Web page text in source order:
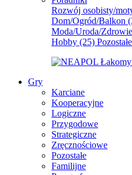
Rozwój osobisty/
Dom/Ogród/Balkon
Moda/Uroda/Zdrowie
Hobby (25) Pozostałe
Gry
Karciane
Kooperacyjne
Logiczne
Przygodowe
Strategiczne
Zręcznościowe
Pozostałe
Familijne